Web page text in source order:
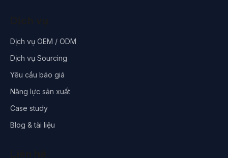
Dịch vụ OEM / ODM
Dịch vụ Sourcing
Yêu cầu báo giá
Năng lực sản xuất
Case study
Blog & tài liệu